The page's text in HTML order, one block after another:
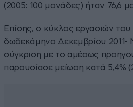
(2005: 100 μονάδες) ήταν 76,6
Επίσης, ο κύκλος εργασιών
δωδεκάμηνο Δεκεμβρίου 2011-
σύγκριση με το αμέσως
παρουσίασε μείωση κατά 5,4%